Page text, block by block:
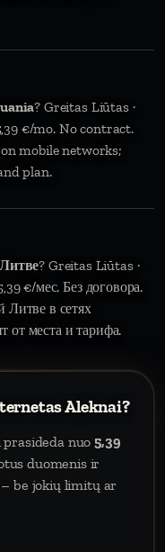
? Greitas Liūtas ·
€/mo. No contract.
mobile networks;
plan.
? Greitas Liūtas ·
€/мес. Без договора.
Литве в сетях
от места и тарифа.
Aleknai?
prasideda nuo5,39
duomenis ir
be jokių limitų ar